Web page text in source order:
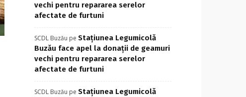
vechi pentru repararea serelor
afectate de furtuni
SCDL Buzău pe Stațiunea Legumicolă
Buzău face apel la donații de geamuri
vechi pentru repararea serelor
afectate de furtuni
SCDL Buzău pe Stațiunea Legumicolă